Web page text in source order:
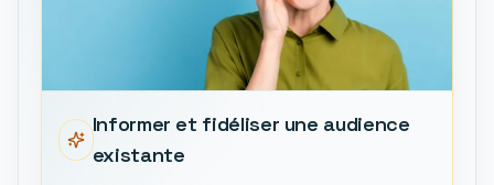
Informer et fidéliser une audience
existante